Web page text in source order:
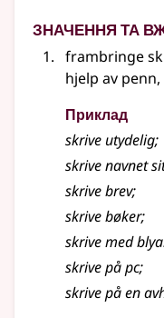
Значення та
frambringe
hjelp av
Приклад
skrive utydelig;
skrivenavnet
skrivebrev;
skrive bøker;
skrivemed
skrivepå pc;
skrivepå en